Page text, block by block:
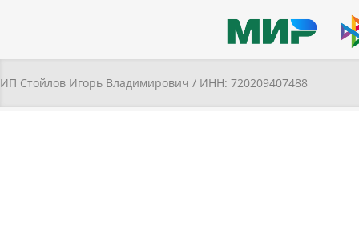
ИП Стойлов Игорь Владимирович / ИНН: 720209407488